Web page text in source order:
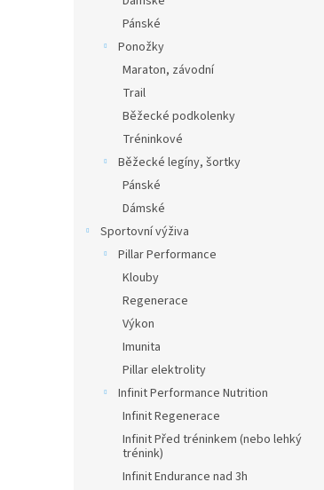
Pánské
Ponožky
Maraton, závodní
Trail
Běžecké podkolenky
Tréninkové
Běžecké legíny, šortky
Pánské
Dámské
Sportovní výživa
Pillar Performance
Klouby
Regenerace
Výkon
Imunita
Pillar elektrolity
Infinit Performance Nutrition
Infinit Regenerace
Infinit Před tréninkem (nebo lehký
trénink)
Infinit Endurance nad 3h